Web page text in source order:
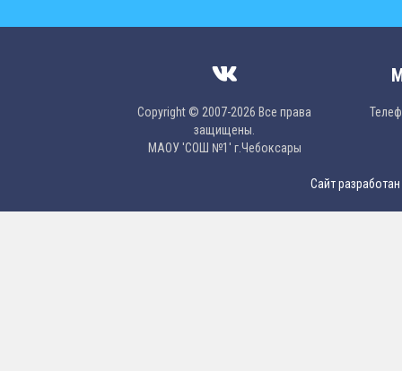
Copyright © 2007-2026 Все права
защищены.
МAОУ 'CОШ №1' г.Чебоксары
Сайт